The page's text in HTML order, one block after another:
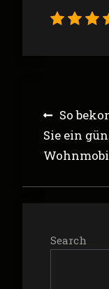
Post
So
Sie ein
Search